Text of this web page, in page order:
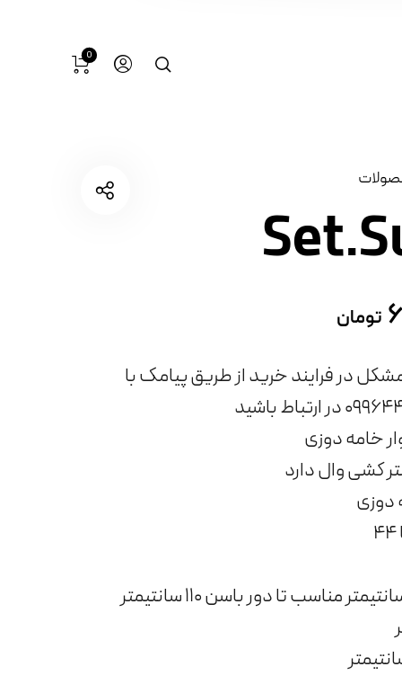
0
تومان
در فرایند خرید از طریق پیامک با
خامه دوزی
کشی وال دارد